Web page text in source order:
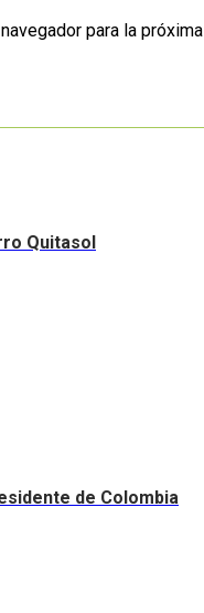
para la
Quitasol
de Colombia